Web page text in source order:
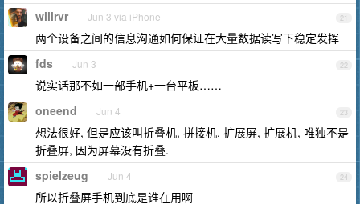
21
willrvr Jun 3 via iPhone
两个设备之间的信息沟通如何保证在大量数据读写下稳定发挥
22
fds Jun 3
说实话那不如一部手机+一台平板……
23
oneend Jun 4
想法很好, 但是应该叫折叠机, 拼接机, 扩展屏, 扩展机, 唯独不是
折叠屏, 因为屏幕没有折叠.
24
spielzeug Jun 4
所以折叠屏手机到底是谁在用啊